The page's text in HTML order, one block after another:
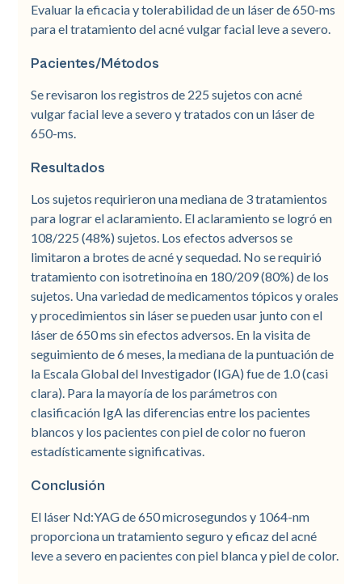
Evaluar la eficacia y tolerabilidad de un láser de 650-ms
para el tratamiento del acné vulgar facial leve a severo.
Pacientes/Métodos
Se revisaron los registros de 225 sujetos con acné
vulgar facial leve a severo y tratados con un láser de
650-ms.
Resultados
Los sujetos requirieron una mediana de 3 tratamientos
para lograr el aclaramiento. El aclaramiento se logró en
108/225 (48%) sujetos. Los efectos adversos se
limitaron a brotes de acné y sequedad. No se requirió
tratamiento con isotretinoína en 180/209 (80%) de los
sujetos. Una variedad de medicamentos tópicos y orales
y procedimientos sin láser se pueden usar junto con el
láser de 650 ms sin efectos adversos. En la visita de
seguimiento de 6 meses, la mediana de la puntuación de
la Escala Global del Investigador (IGA) fue de 1.0 (casi
clara). Para la mayoría de los parámetros con
clasificación IgA las diferencias entre los pacientes
blancos y los pacientes con piel de color no fueron
estadísticamente significativas.
Conclusión
El láser Nd:YAG de 650 microsegundos y 1064-nm
proporciona un tratamiento seguro y eficaz del acné
leve a severo en pacientes con piel blanca y piel de color.